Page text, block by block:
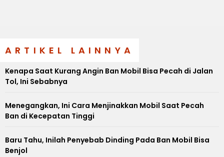
ARTIKEL LAINNYA
Kenapa Saat Kurang Angin Ban Mobil Bisa Pecah di Jalan
Tol, Ini Sebabnya
Menegangkan, Ini Cara Menjinakkan Mobil Saat Pecah
Ban di Kecepatan Tinggi
Baru Tahu, Inilah Penyebab Dinding Pada Ban Mobil Bisa
Benjol